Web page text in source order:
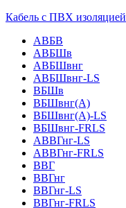
Кабель с ПВХ изоляцией
АВБВ
АВБШв
АВБШвнг
АВБШвнг-LS
ВБШв
ВБШвнг(A)
ВБШвнг(А)-LS
ВБШвнг-FRLS
АВВГнг-LS
АВВГнг-FRLS
ВВГ
ВВГнг
ВВГнг-LS
ВВГнг-FRLS